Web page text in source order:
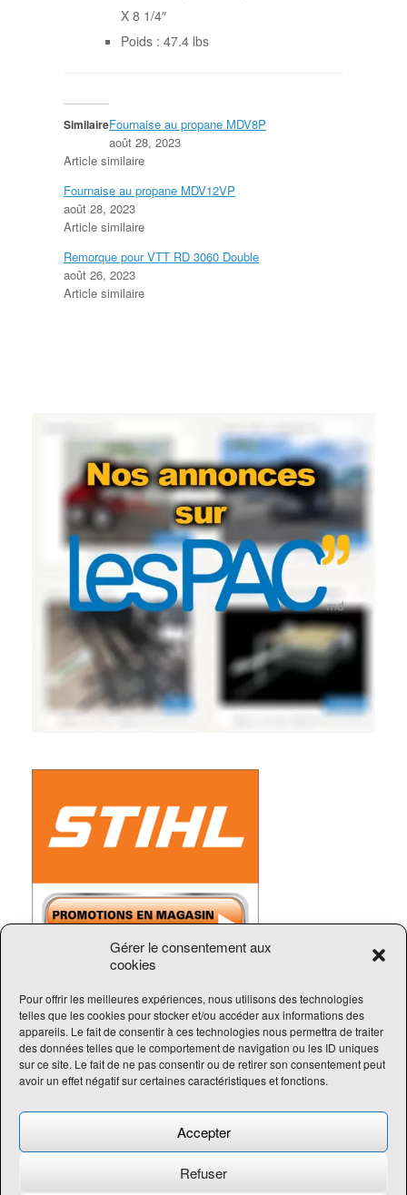
Gérer le consentement aux
cookies
Pour offrir les meilleures expériences, nous utilisons des technologies
telles que les cookies pour stocker et/ou accéder aux informations des
appareils. Le fait de consentir à ces technologies nous permettra de traiter
des données telles que le comportement de navigation ou les ID uniques
sur ce site. Le fait de ne pas consentir ou de retirer son consentement peut
avoir un effet négatif sur certaines caractéristiques et fonctions.
Accepter
Refuser
X 8 1/4″
Poids : 47.4 lbs
SimilaireFournaise au propane MDV8P
août 28, 2023
Article similaire
Fournaise au propane MDV12VP
août 28, 2023
Article similaire
Remorque pour VTT RD 3060 Double
août 26, 2023
Article similaire
Tous droits réservés Intermec Sports
418-690-5102